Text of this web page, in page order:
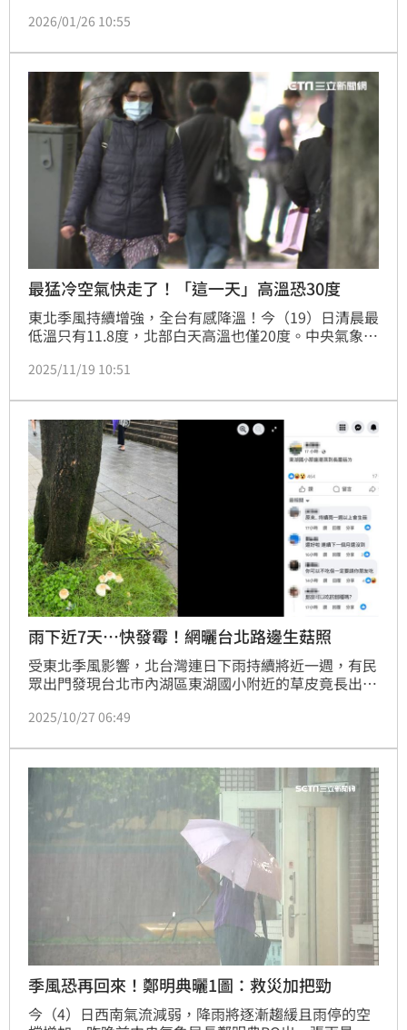
大台北山區、基隆北海岸及東北部地區將出現局部較大
2026/01/26 10:55
最猛冷空氣快走了！「這一天」高溫恐30度
東北季風持續增強，全台有感降溫！今（19）日清晨最
低溫只有11.8度，北部白天高溫也僅20度。中央氣象署
戲劇性回升，「這一天」將出現一週中的最高溫，飆到
2025/11/19 10:51
雨下近7天…快發霉！網曬台北路邊生菇照
受東北季風影響，北台灣連日下雨持續將近一週，有民
眾出門發現台北市內湖區東湖國小附近的草皮竟長出香
菇」一樣，引起網友討論，但這次換北部連日豪雨「下
2025/10/27 06:49
季風恐再回來！鄭明典曬1圖：救災加把勁
今（4）日西南氣流減弱，降雨將逐漸趨緩且雨停的空